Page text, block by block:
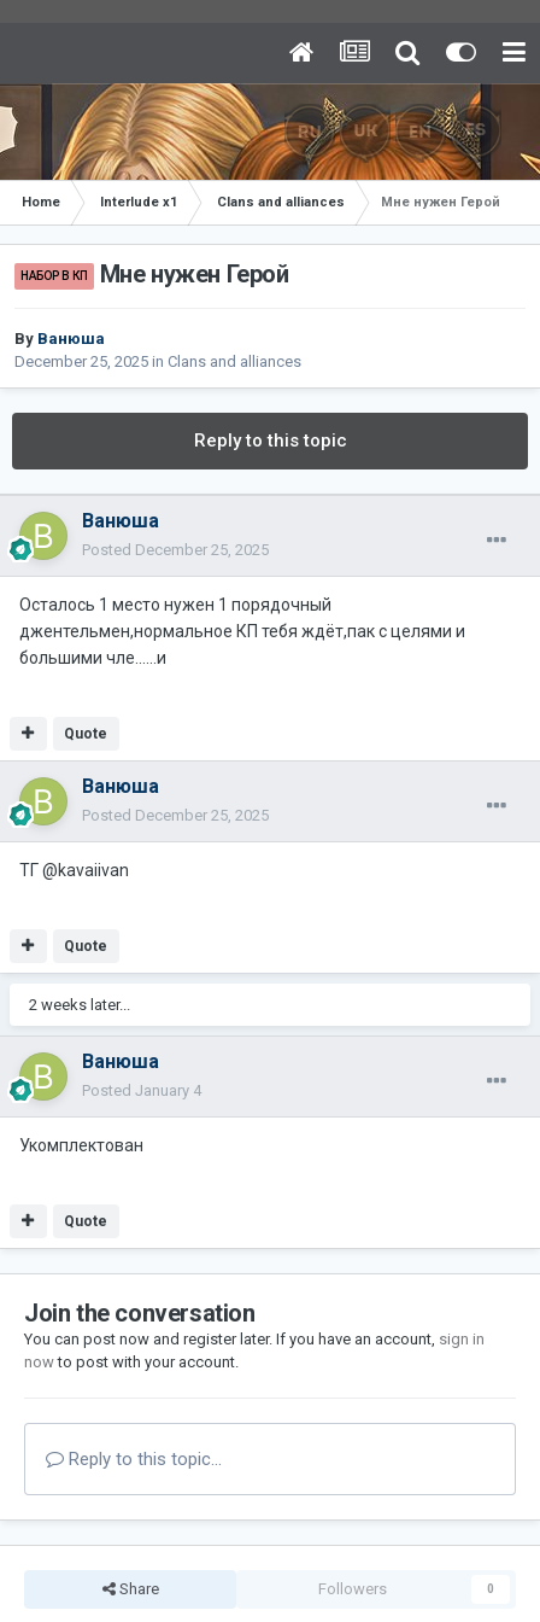
Home Interlude x1 Clans and alliances Мне нужен Герой
НАБОР В КП Мне нужен Герой
By Ванюша
December 25, 2025 in Clans and alliances
Reply to this topic
Ванюша
Posted December 25, 2025
Осталось 1 место нужен 1 порядочный
джентельмен,нормальное КП тебя ждёт,пак с целями и
большими чле......и
Quote
Ванюша
Posted December 25, 2025
ТГ @kavaiivan
Quote
2 weeks later...
Ванюша
Posted January 4
Укомплектован
Quote
Join the conversation
You can post now and register later. If you have an account, sign in
nowto post with your account.
Reply to this topic...
Share Followers 0